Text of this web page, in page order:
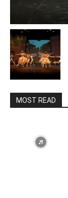
MOST READ